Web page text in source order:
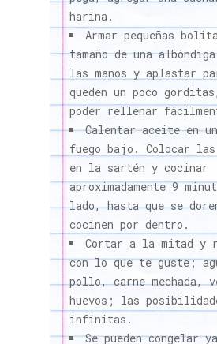
harina.
Armar pequeñas
tamaño de una
las manos y aplastar
queden un poco
poder rellenar
Calentar aceite en
fuego bajo. Colocar
en la sartén y cocinar
aproximadamente 9
lado, hasta que se
cocinen por dentro.
Cortar a la mitad y
con lo que te guste;
pollo, carne mechada,
huevos; las
infinitas.
Se pueden congelar